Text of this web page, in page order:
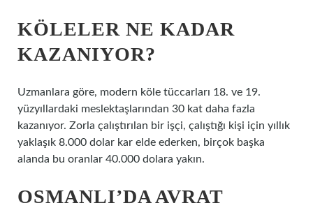
KÖLELER NE KADAR
KAZANIYOR?
Uzmanlara göre, modern köle tüccarları 18. ve 19.
yüzyıllardaki meslektaşlarından 30 kat daha fazla
kazanıyor. Zorla çalıştırılan bir işçi, çalıştığı kişi için yıllık
yaklaşık 8.000 dolar kar elde ederken, birçok başka
alanda bu oranlar 40.000 dolara yakın.
OSMANLI’DA AVRAT